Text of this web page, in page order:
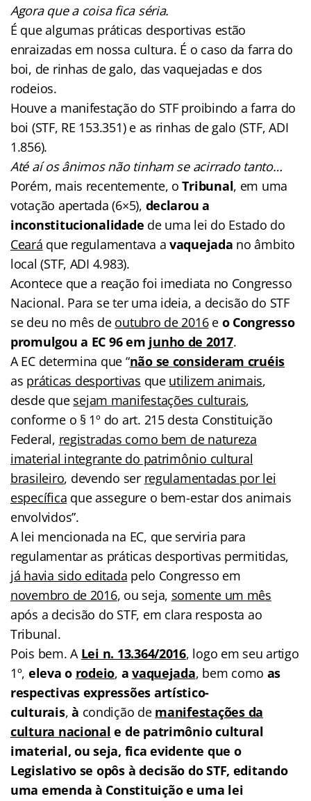
Agora que a coisa fica séria.
É que algumas práticas desportivas estão
enraizadas em nossa cultura. É o caso da farra do
boi, de rinhas de galo, das vaquejadas e dos
rodeios.
Houve a manifestação do STF proibindo a farra do
boi (STF, RE 153.351) e as rinhas de galo (STF, ADI
1.856).
Até aí os ânimos não tinham se acirrado tanto…
Porém, mais recentemente, oTribunal, em uma
votação apertada (6×5), declarou a
inconstitucionalidade de uma lei do Estado do
Ceará que regulamentava a vaquejada no âmbito
local (STF, ADI 4.983).
Acontece que a reação foi imediata no Congresso
Nacional. Para se ter uma ideia, a decisão do STF
se deu no mês de outubro de 2016e o Congresso
promulgou a EC 96 em junho de 2017.
A EC determina que “não se consideram cruéis
as práticas desportivas que utilizem animais,
desde que sejam manifestações culturais,
conforme o § 1º do art. 215 desta Constituição
Federal, registradas como bem de natureza
imaterial integrante do patrimônio cultural
brasileiro, devendo ser regulamentadas por lei
específica que assegure o bem-estar dos animais
envolvidos”.
A lei mencionada na EC, que serviria para
regulamentar as práticas desportivas permitidas,
já havia sido editada pelo Congresso em
novembro de 2016, ou seja, somente um mês
após a decisão do STF, em clara resposta ao
Tribunal.
Pois bem. A Lei n. 13.364/2016, logo em seu artigo
1º, eleva o rodeio, avaquejada, bem como as
respectivas expressões artístico-
culturais, à condição de manifestações da
cultura nacional e de patrimônio cultural
imaterial, ou seja, fica evidente que o
Legislativo se opôs à decisão do STF, editando
uma emenda à Constituição e uma lei